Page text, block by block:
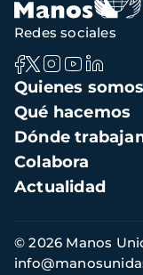
Navegación
principal
Quienes somos
Qué hacemos
Dónde
Colabora
Actualidad
Redes sociales
Información
de
© 2026 Manos